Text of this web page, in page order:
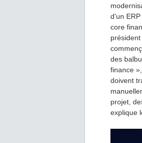
d'un
core
des
finance
doivent
projet,
explique